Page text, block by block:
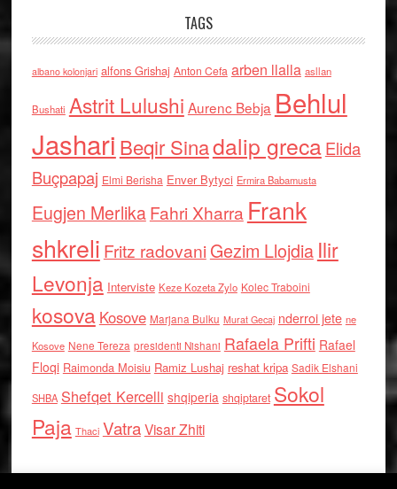
TAGS
albano kolonjari alfons Grishaj Anton Cefa arben llalla asllan
Bushati Astrit Lulushi Aurenc Bebja Behlul
Jashari Beqir Sinadalip grecaElida
Buçpapaj Elmi Berisha Enver Bytyci Ermira Babamusta
Eugjen MerlikaFahri Xharra Frank
shkreli Fritz radovaniGezim Llojdia Ilir
Levonja Interviste Keze Kozeta Zylo Kolec Traboini
kosova Kosove Marjana Bulku Murat Gecaj nderroi jete ne
Kosove Nene Tereza presidenti Nishani Rafaela Prifti Rafael
Floqi Raimonda Moisiu Ramiz Lushaj reshat kripa Sadik Elshani
SHBA Shefqet Kercelli shqiperia shqiptaret Sokol
Paja Thaci VatraVisar Zhiti